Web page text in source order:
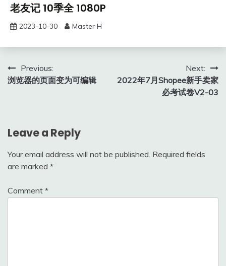
老友记 10季全 1080P
2023-10-30 Master H
Post
navigation
Previous:
浏览器的页面变为可编辑
Next:
2022年7月Shopee新手卖家
必考试卷V2-03
Leave a Reply
Your email address will not be published. Required fields
are marked *
Comment *